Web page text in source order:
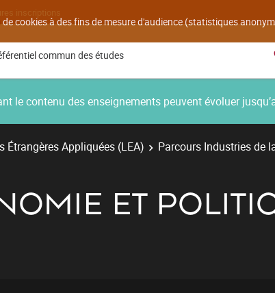
cookies à des fins de mesure d'audience (statistiques
inscriptions
commun des études
le contenu des enseignements peuvent évoluer
Étrangères Appliquées (LEA)
Parcours Industries de
ET